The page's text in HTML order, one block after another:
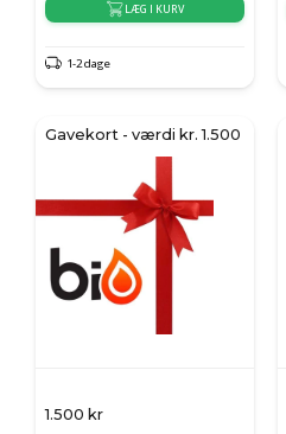
LÆG I KURV
1-2 dage
Gavekort - værdi kr. 1.500
1.500 kr